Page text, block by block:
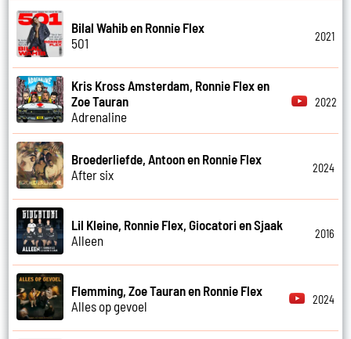
Bilal Wahib en Ronnie Flex
501
2021
Kris Kross Amsterdam, Ronnie Flex en
Zoe Tauran
Adrenaline
2022
Broederliefde, Antoon en Ronnie Flex
After six
2024
Lil Kleine, Ronnie Flex, Giocatori en Sjaak
Alleen
2016
Flemming, Zoe Tauran en Ronnie Flex
Alles op gevoel
2024